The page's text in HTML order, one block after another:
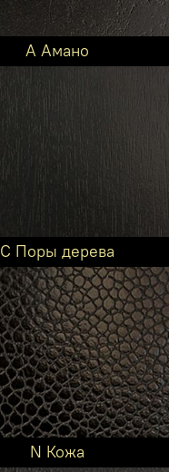
A Амано
C Поры дерева
N Кожа